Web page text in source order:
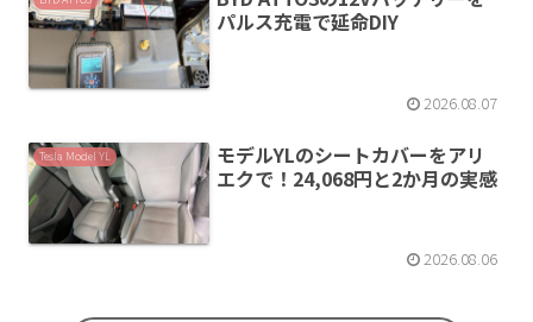
パルス充電で延命DIY
2026.08.07
Tesla Model YL
モデルYLのシートカバーをアリ
エクで！24,068円と2か月の実感
2026.08.06